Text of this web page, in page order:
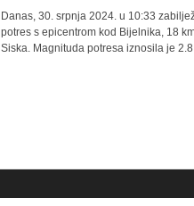
Danas, 30. srpnja 2024. u 10:33
potres s epicentrom kod Bijelnika, 18
Siska. Magnituda potresa iznosila je